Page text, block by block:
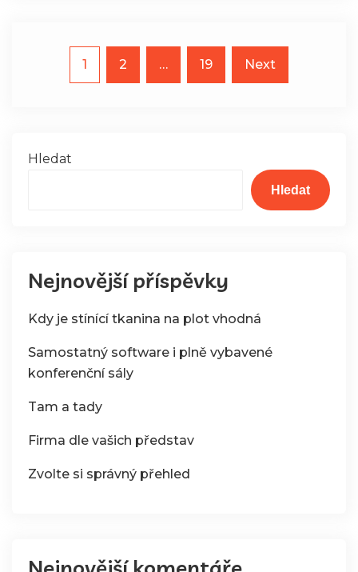
Stránkování
příspěvků
1 2 … 19 Next
Hledat
Hledat
Nejnovější příspěvky
Kdy je stínící tkanina na plot vhodná
Samostatný software i plně vybavené
konferenční sály
Tam a tady
Firma dle vašich představ
Zvolte si správný přehled